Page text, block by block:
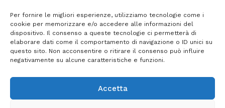
Per fornire le migliori esperienze, utilizziamo tecnologie come i
cookie per memorizzare e/o accedere alle informazioni del
dispositivo. Il consenso a queste tecnologie ci permetterà di
elaborare dati come il comportamento di navigazione o ID unici su
questo sito. Non acconsentire o ritirare il consenso può influire
negativamente su alcune caratteristiche e funzioni.
Accetta
Attualità 8978
Cronaca 6483
Primo piano 5963
SALERNO e Provincia 4135
Regione CAMPANIA
Regione BASILICATA